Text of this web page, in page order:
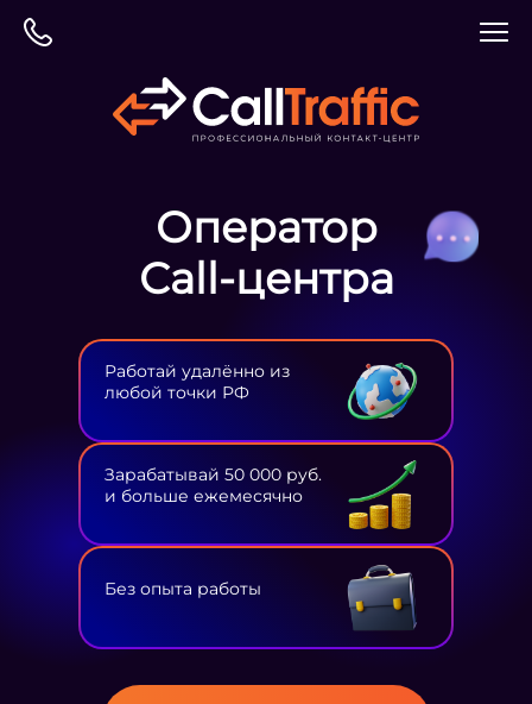
Оператор
Сall-центра
Работай удалённо из
любой точки РФ
Зарабатывай 50 000 руб.
и больше ежемесячно
Без опыта работы